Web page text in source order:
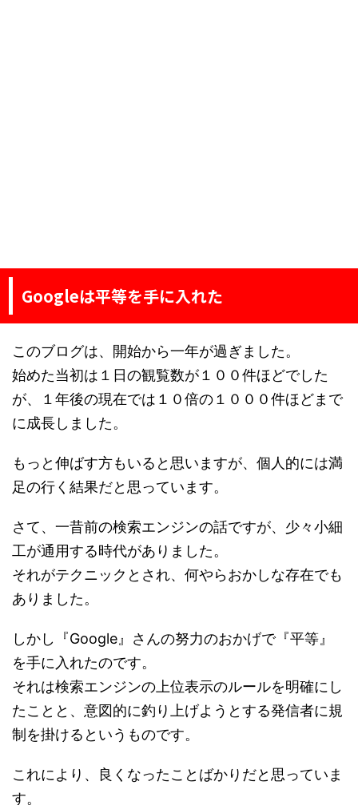
Googleは平等を手に入れた
このブログは、開始から一年が過ぎました。
始めた当初は１日の観覧数が１００件ほどでした
が、１年後の現在では１０倍の１０００件ほどまで
に成長しました。
もっと伸ばす方もいると思いますが、個人的には満
足の行く結果だと思っています。
さて、一昔前の検索エンジンの話ですが、少々小細
工が通用する時代がありました。
それがテクニックとされ、何やらおかしな存在でも
ありました。
しかし『Google』さんの努力のおかげで『平等』
を手に入れたのです。
それは検索エンジンの上位表示のルールを明確にし
たことと、意図的に釣り上げようとする発信者に規
制を掛けるというものです。
これにより、良くなったことばかりだと思っていま
す。